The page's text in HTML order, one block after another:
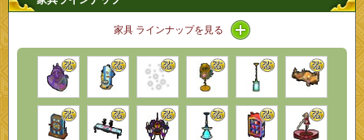
家具 ラインナップを見る アイコン / ラインナップ